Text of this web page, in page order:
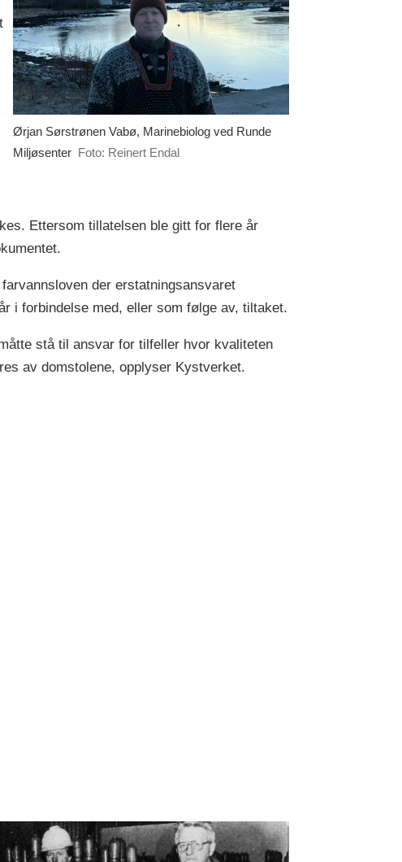
Ørjan Sørstrønen Vabø, Marinebiolog ved Runde
Miljøsenter Foto: Reinert Endal
Ettersom tillatelsen ble gitt for flere år
der erstatningsansvaret
i forbindelse med, eller som følge av, tiltaket.
stå til ansvar for tilfeller hvor kvaliteten
av domstolene, opplyser Kystverket.